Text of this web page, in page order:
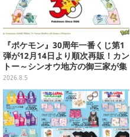
『ポケモン』30周年一番くじ第1
弾が12月14日より順次再販！カン
トー～シンオウ地方の御三家が集
まった時計、ぬいぐるみなど記念
グッズ盛りだくさん
2026.8.5